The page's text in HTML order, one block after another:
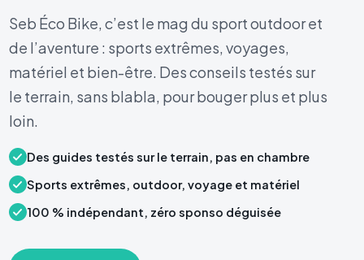
Seb Éco Bike, c’est le mag du sport outdoor et
de l’aventure : sports extrêmes, voyages,
matériel et bien-être. Des conseils testés sur
le terrain, sans blabla, pour bouger plus et plus
loin.
Des guides testés sur le terrain, pas en chambre
Sports extrêmes, outdoor, voyage et matériel
100 % indépendant, zéro sponso déguisée